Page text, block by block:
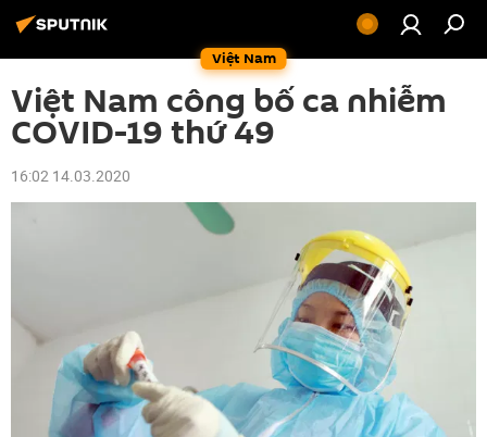
Việt Nam
Việt Nam công bố ca nhiễm
COVID-19 thứ 49
16:02 14.03.2020